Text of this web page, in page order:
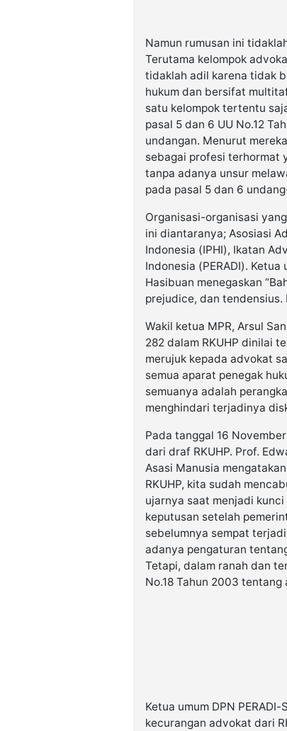
Namun rumusan ini
Terutama kelompok
tidaklah adil karena tidak
hukum dan bersifat
satu kelompok tertentu
pasal 5 dan 6 UU No.12
undangan. Menurut
sebagai profesi terhormat
tanpa adanya unsur
pada pasal 5 dan 6
Organisasi-organisasi
ini diantaranya; Asosiasi
Indonesia (IPHI), Ikatan
Indonesia (PERADI).
Hasibuan menegaskan
prejudice, dan tendensius.
Wakil ketua MPR, Arsul
282 dalam RKUHP dinilai
merujuk kepada advokat
semua aparat penegak
semuanya adalah
menghindari terjadinya
Pada tanggal 16
dari draf RKUHP. Prof.
Asasi Manusia
RKUHP, kita sudah
ujarnya saat menjadi
keputusan setelah
sebelumnya sempat
adanya pengaturan
Tetapi, dalam ranah dan
No.18 Tahun 2003
Ketua umum DPN
kecurangan advokat dari